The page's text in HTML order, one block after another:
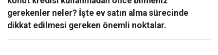
gerekenler neler? İşte ev satın alma sürecinde
dikkat edilmesi gereken önemli noktalar.